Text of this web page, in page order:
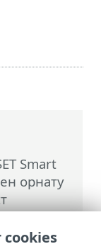
Smart
орнату
>
cookies